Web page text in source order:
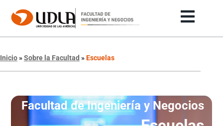
Inicio»Sobre la Facultad »Escuelas
Facultad de Ingeniería y Negocios